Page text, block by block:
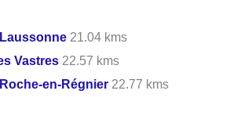
Laussonne 21.04 kms
Vastres 22.57 kms
Roche-en-Régnier 22.77 kms